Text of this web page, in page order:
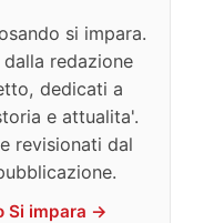
si impara.
redazione
dedicati a
e attualita'.
revisionati dal
Si impara →